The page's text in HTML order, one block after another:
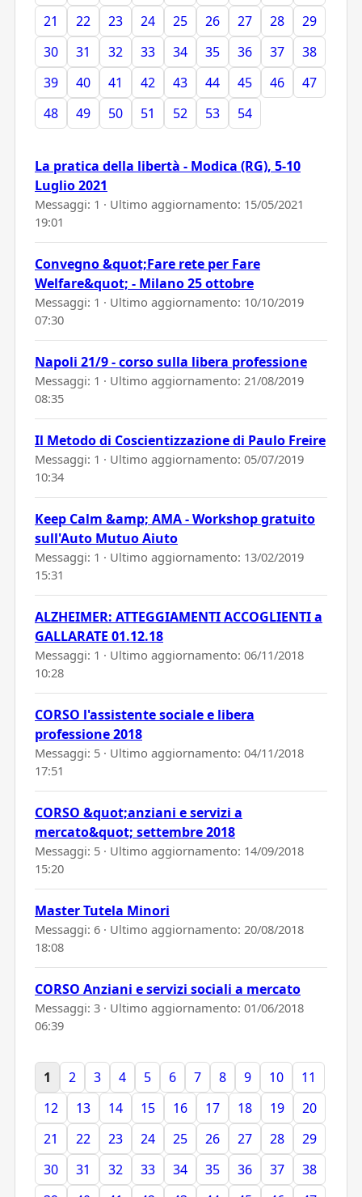
21
22 23 24 25 26 27 28
29
30
31 32 33 34 35 36 37
38
39
40 41 42 43 44 45 46
47
48
49 50 51 52 53 54
La pratica della libertà - Modica (RG), 5-10
Luglio 2021
Messaggi: 1 · Ultimo aggiornamento: 15/05/2021
19:01
Convegno &quot;Fare rete per Fare
Welfare&quot; - Milano 25 ottobre
Messaggi: 1 · Ultimo aggiornamento: 10/10/2019
07:30
Napoli 21/9 - corso sulla libera professione
Messaggi: 1 · Ultimo aggiornamento: 21/08/2019
08:35
Il Metodo di Coscientizzazione di Paulo Freire
Messaggi: 1 · Ultimo aggiornamento: 05/07/2019
10:34
Keep Calm &amp; AMA - Workshop gratuito
sull'Auto Mutuo Aiuto
Messaggi: 1 · Ultimo aggiornamento: 13/02/2019
15:31
ALZHEIMER: ATTEGGIAMENTI ACCOGLIENTI a
GALLARATE 01.12.18
Messaggi: 1 · Ultimo aggiornamento: 06/11/2018
10:28
CORSO l'assistente sociale e libera
professione 2018
Messaggi: 5 · Ultimo aggiornamento: 04/11/2018
17:51
CORSO &quot;anziani e servizi a
mercato&quot; settembre 2018
Messaggi: 5 · Ultimo aggiornamento: 14/09/2018
15:20
Master Tutela Minori
Messaggi: 6 · Ultimo aggiornamento: 20/08/2018
18:08
CORSO Anziani e servizi sociali a mercato
Messaggi: 3 · Ultimo aggiornamento: 01/06/2018
06:39
1 2 3 4 5 6 7 8 9 10
11
12
13 14 15 16 17 18 19
20
21
22 23 24 25 26 27 28
29
30
31 32 33 34 35 36 37
38